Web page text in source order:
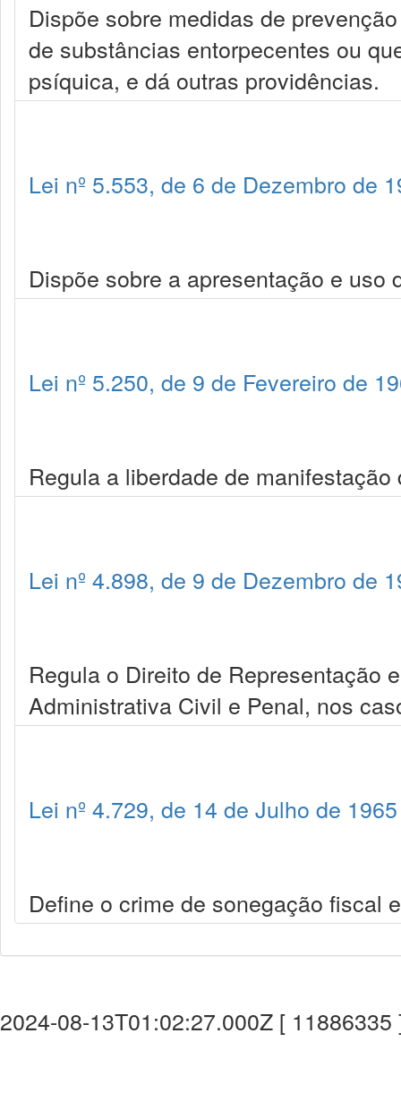
Dispõe sobre medidas de
de substâncias entorpecentes ou
psíquica, e dá outras providências.
Lei nº 5.553, de 6 de Dezembro de
Dispõe sobre a apresentação e
Lei nº 5.250, de 9 de Fevereiro de
Regula a liberdade de
Lei nº 4.898, de 9 de Dezembro de
Regula o Direito de Representação
Administrativa Civil e Penal, nos
Lei nº 4.729, de 14 de Julho de 1965
Define o crime de sonegação fiscal
2024-08-13T01:02:27.000Z [ 11886335